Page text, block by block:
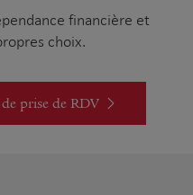
financière et
choix.
prise de RDV